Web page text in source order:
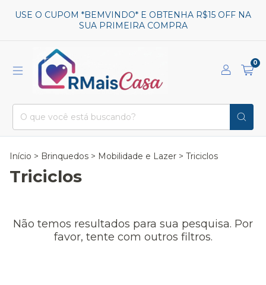
USE O CUPOM *BEMVINDO* E OBTENHA R$15 OFF NA
SUA PRIMEIRA COMPRA
0
Início > Brinquedos > Mobilidade e Lazer > Triciclos
Triciclos
Não temos resultados para sua pesquisa. Por
favor, tente com outros filtros.